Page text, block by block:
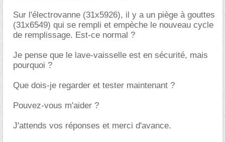
Sur l'électrovanne (31x5926), il y a un piège à gouttes
(31x6549) qui se rempli et empèche le nouveau cycle
de remplissage. Est-ce normal ?
Je pense que le lave-vaisselle est en sécurité, mais
pourquoi ?
Que dois-je regarder et tester maintenant ?
Pouvez-vous m'aider ?
J'attends vos réponses et merci d'avance.